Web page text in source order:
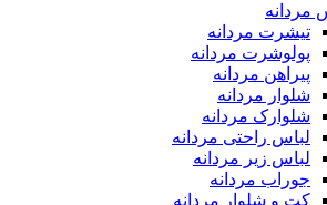
مردانه
تیشرت مردانه
پولوشرت مردانه
پیراهن مردانه
شلوار مردانه
شلوارک مردانه
لباس راحتی مردانه
لباس زیر مردانه
جوراب مردانه
کت و شلوار مردانه